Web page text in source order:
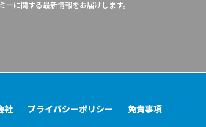
ーに関する最新情報をお届けします。
社 プライバシーポリシー 免責事項